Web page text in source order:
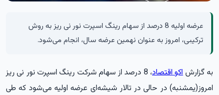
عرضه اولیه 8 درصد از سهام رینگ اسپرت نور نی ریز به روش
ترکیبی، امروز به عنوان نهمین عرضه سال، انجام می‌شود.
به گزارشاکو اقتصاد
، 8 درصد از سهام شرکت رینگ اسپرت نور نی ریز
امروز(یمشنبه) در حالی در تالار شیشه‌ای عرضه اولیه می‌شود که طی